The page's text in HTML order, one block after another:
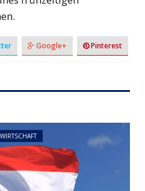
Google+ Pinterest
WIRTSCHAFT
gegen
Budgetkürzungen